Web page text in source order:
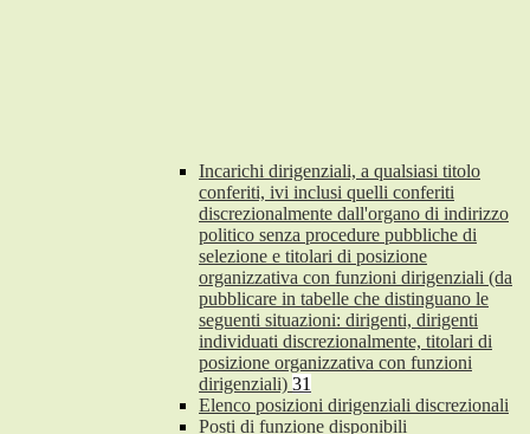
Incarichi dirigenziali, a qualsiasi titolo
conferiti, ivi inclusi quelli conferiti
discrezionalmente dall'organo di indirizzo
politico senza procedure pubbliche di
selezione e titolari di posizione
organizzativa con funzioni dirigenziali (da
pubblicare in tabelle che distinguano le
seguenti situazioni: dirigenti, dirigenti
individuati discrezionalmente, titolari di
posizione organizzativa con funzioni
dirigenziali) 31
Elenco posizioni dirigenziali discrezionali
Posti di funzione disponibili